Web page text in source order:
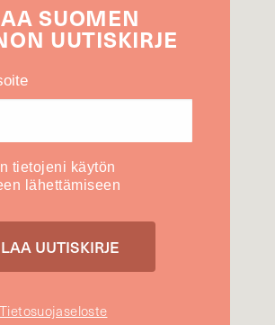
SUOMEN
UUTIS­KIRJE
tietojeni käytön
lähettämiseen
Tietosuojaseloste